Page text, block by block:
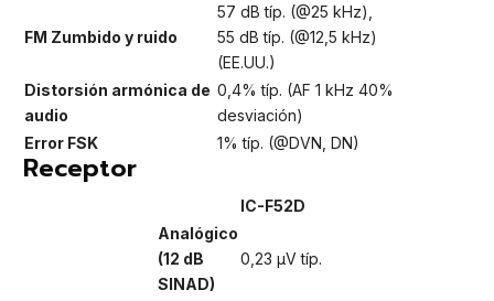
FM Zumbido y ruido
57 dB típ. (@25 kHz),
55 dB típ. (@12,5 kHz)
(EE.UU.)
Distorsión armónica de
audio
0,4% típ. (AF 1 kHz 40%
desviación)
Error FSK
1% típ. (@DVN, DN)
Receptor
IC-F52D
Analógico
(12 dB
SINAD)
0,23 μV típ.